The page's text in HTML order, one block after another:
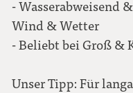
- Wasserabweisend
Wind & Wetter
- Beliebt bei Groß &
Unser Tipp: Für